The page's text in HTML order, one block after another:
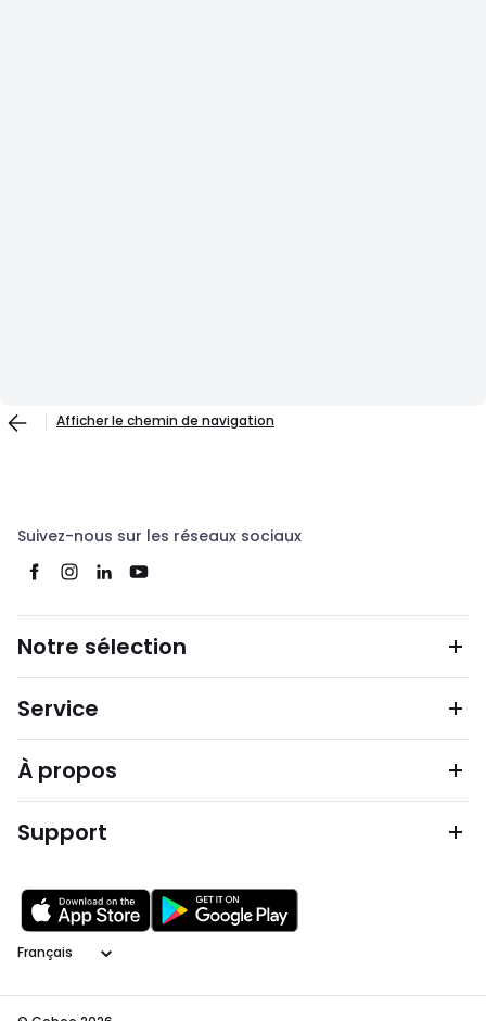
Afficher le chemin de navigation
Suivez-nous sur les réseaux sociaux
Notre sélection
Service
À propos
Support
Langage